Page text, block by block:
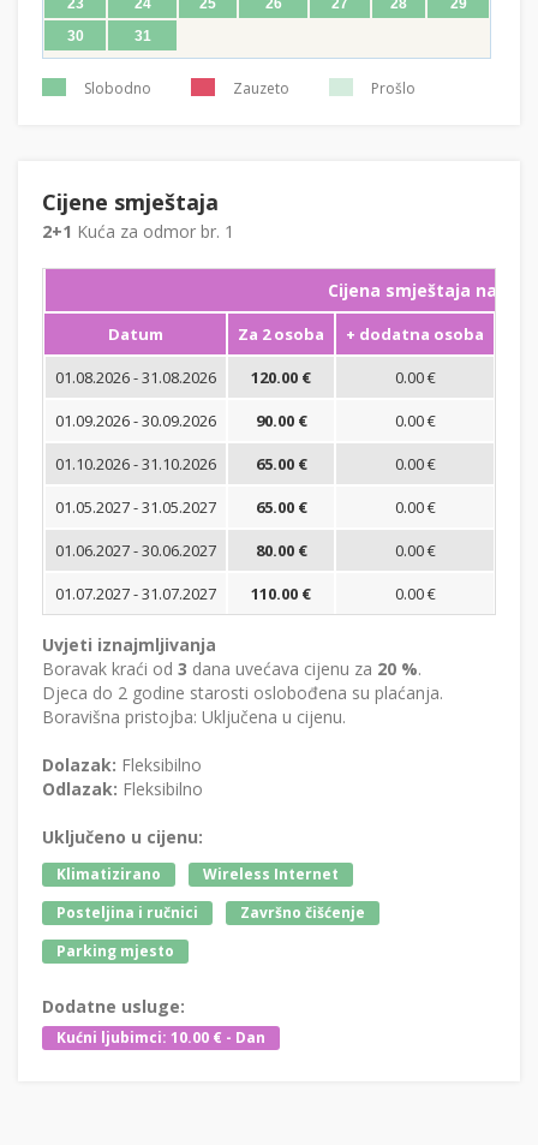
30
31
Slobodno Zauzeto Prošlo
Cijene smještaja
2+1 Kuća za odmor br. 1
Cijena smještaja na noć
Datum Za 2 osoba + dodatna osoba
01.08.2026 - 31.08.2026
120.00 €
0.00 €
01.09.2026 - 30.09.2026
90.00 €
0.00 €
01.10.2026 - 31.10.2026
65.00 €
0.00 €
01.05.2027 - 31.05.2027
65.00 €
0.00 €
01.06.2027 - 30.06.2027
80.00 €
0.00 €
01.07.2027 - 31.07.2027
110.00 € 0.00 €
Uvjeti iznajmljivanja
Boravak kraći od 3 dana uvećava cijenu za 20 %.
Djeca do 2 godine starosti oslobođena su plaćanja.
Boravišna pristojba: Uključena u cijenu.
Dolazak: Fleksibilno
Odlazak: Fleksibilno
Uključeno u cijenu:
Klimatizirano
Wireless Internet
Posteljina i ručnici
Završno čišćenje
Parking mjesto
Dodatne usluge:
Kućni ljubimci: 10.00 € - Dan